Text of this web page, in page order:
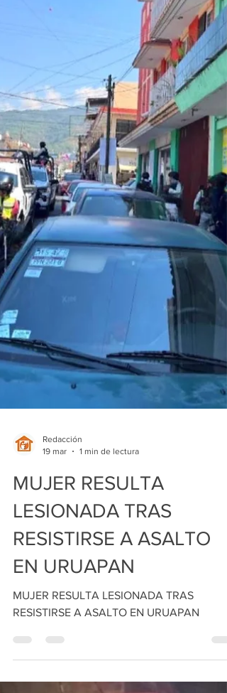
Redacción
19 mar
1 min de lectura
MUJER RESULTA
LESIONADA TRAS
RESISTIRSE A ASALTO
EN URUAPAN
MUJER RESULTA LESIONADA TRAS